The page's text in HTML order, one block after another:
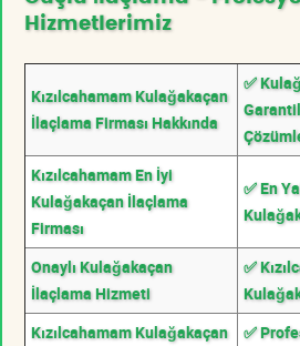
Hizmetlerimiz
Kızılcahamam Kulağakaçan
İlaçlama Firması Hakkında
✅
Kızılcahamam En İyi
Kulağakaçan İlaçlama
Firması
✅ En
Onaylı Kulağakaçan
İlaçlama Hizmeti
✅
Kızılcahamam Kulağakaçan
✅